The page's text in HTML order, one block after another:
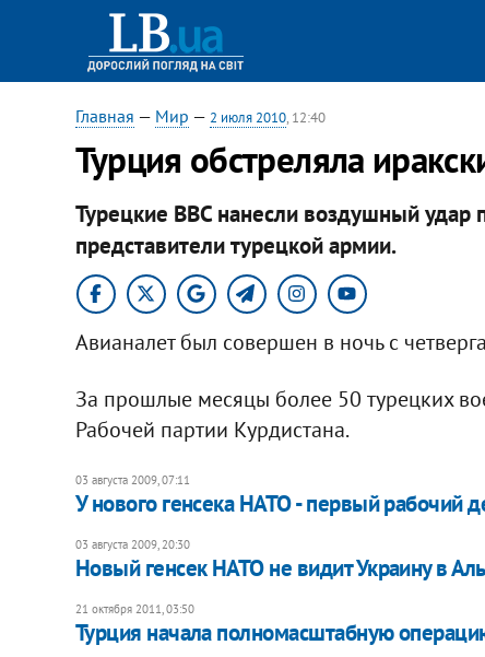
Главная — Мир — 2 июля 2010, 12:40
Турция обстреляла
Турецкие ВВС нанесли воздушный
представители турецкой армии.
Авианалет был совершен в ночь с
За прошлые месяцы более 50 турецких
Рабочей партии Курдистана.
03 августа 2009, 07:11
У нового генсека НАТО - первый рабочий
03 августа 2009, 20:30
Новый генсек НАТО не видит Украину в
21 октября 2011, 03:50
Турция начала полномасштабную